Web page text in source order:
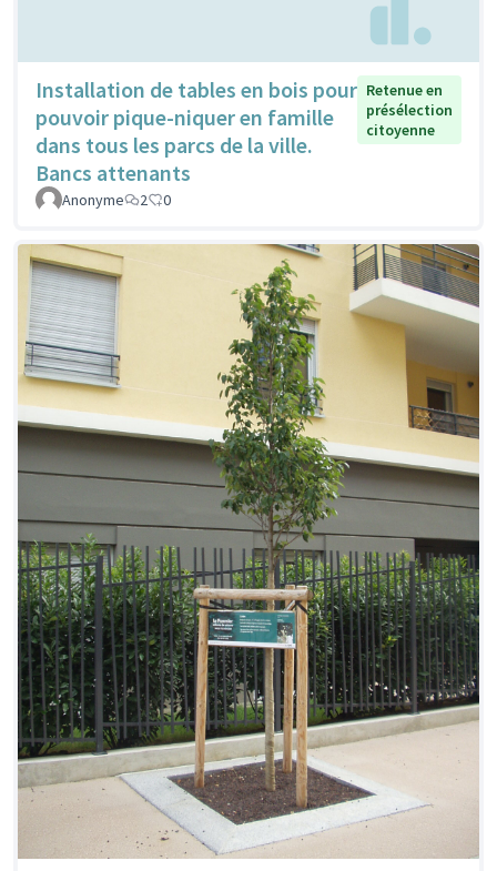
Installation de tables en bois pour
pouvoir pique-niquer en famille
dans tous les parcs de la ville.
Bancs attenants
Retenue en
présélection
citoyenne
Anonyme 2 0